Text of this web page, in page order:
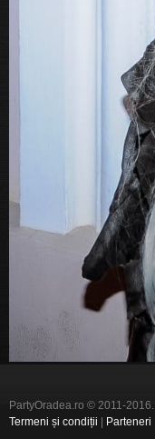
PartyOradea.ro © 2011-2016.
Termeni și condiții | Parteneri